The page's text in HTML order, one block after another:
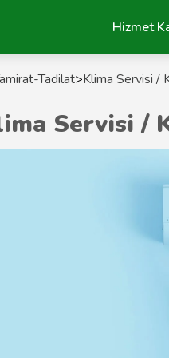
Hizmet
Tadilat>Klima Servisi /
Servisi /